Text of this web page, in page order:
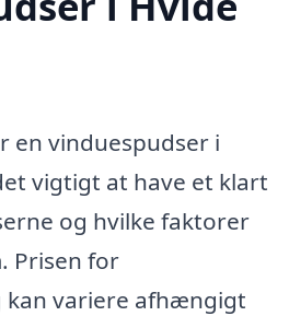
en vinduespudser i
vigtigt at have et klart
og hvilke faktorer
Prisen for
kan variere afhængigt